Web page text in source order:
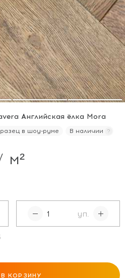
Английская ёлка Mora
в шоу-руме В наличии
м²
уп.
В КОРЗИНУ